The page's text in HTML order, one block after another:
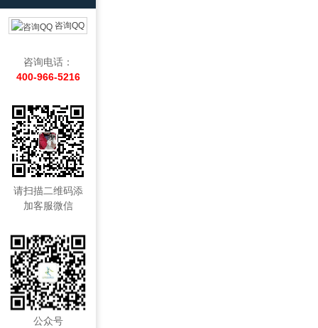
咨询QQ
咨询电话：
400-966-5216
请扫描二维码添
加客服微信
公众号